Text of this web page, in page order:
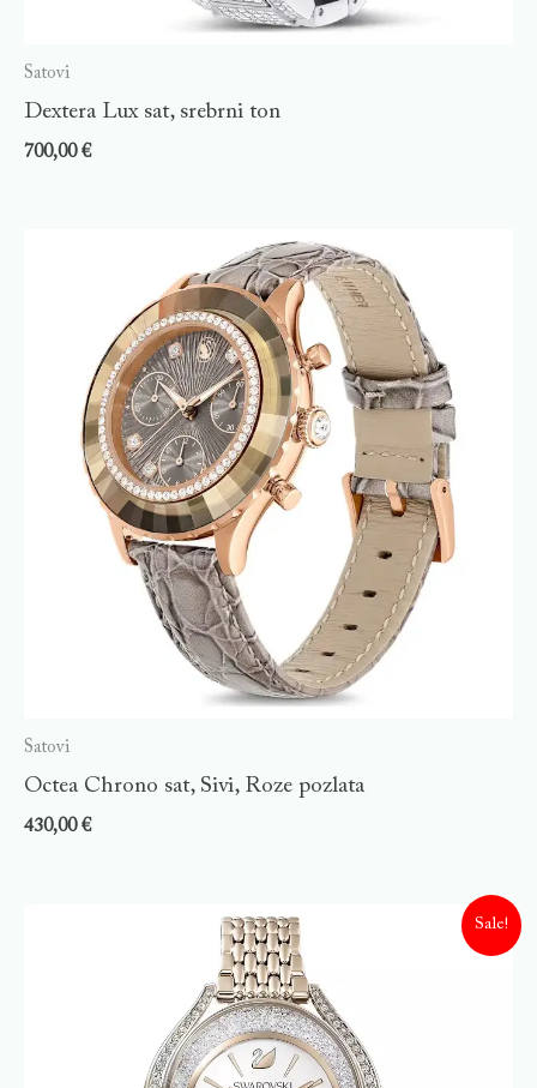
Satovi
Dextera Lux sat, srebrni ton
700,00€
Satovi
Octea Chrono sat, Sivi, Roze pozlata
430,00€
Sale!